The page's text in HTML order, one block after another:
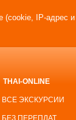
IP-адрес
THAI-ONLINE
ВСЕ ЭКСКУРСИИ
БЕЗ ПЕРЕПЛАТ